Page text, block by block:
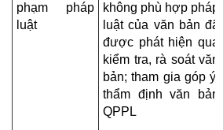
phạm pháp
luật
không phù hợp pháp
luật của văn bản đã
được phát hiện qua
kiểm tra, rà soát văn
bản; tham gia góp ý,
thẩm định văn bản
QPPL